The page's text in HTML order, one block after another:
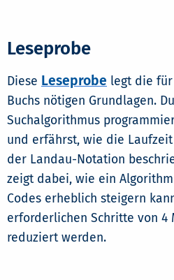
Leseprobe
Diese Leseprobe legt die
Buchs nötigen Grundlagen.
Suchalgorithmus
und erfährst, wie die
der Landau-Notation
zeigt dabei, wie ein
Codes erheblich steigern
erforderlichen Schritte von 4
reduziert werden.